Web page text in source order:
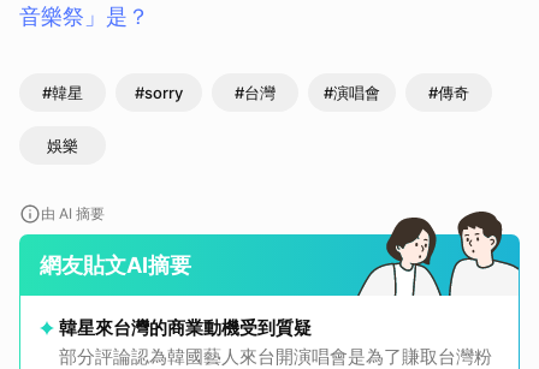
音樂祭」是？
#韓星 #sorry #台灣 #演唱會 #傳奇
娛樂
由 AI 摘要
網友貼文AI摘要
韓星來台灣的商業動機受到質疑
部分評論認為韓國藝人來台開演唱會是為了賺取台灣粉